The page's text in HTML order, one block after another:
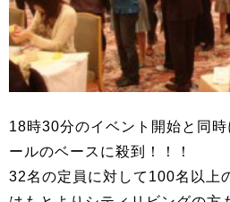
18時30分のイベント開始と同
ールのベースに殺到！！！
32名の定員に対して100名以上